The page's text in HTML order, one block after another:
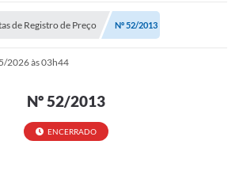
de Registro de Preço Nº 52/2013
2026 às 03h44
Nº 52/2013
ENCERRADO